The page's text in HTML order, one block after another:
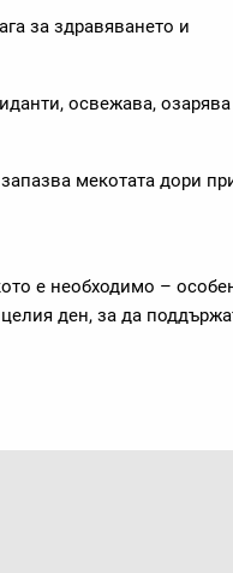
за здравяването и
освежава,
запазва мекотата дори
е необходимо –
ден, за да